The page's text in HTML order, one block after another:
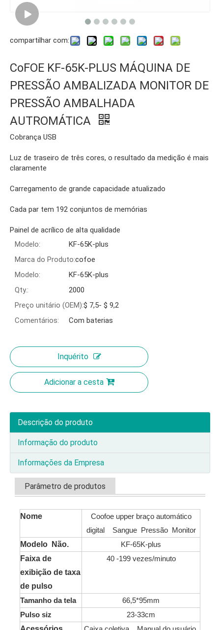
compartilhar com:
CoFOE KF-65K-PLUS MÁQUINA DE
PRESSÃO AMBALIZADA MONITOR DE
PRESSÃO AMBALHADA
AUTROMÁTICA
Cobrança USB
Luz de traseiro de três cores, o resultado da medição é mais
claramente
Carregamento de grande capacidade atualizado
Cada par tem 192 conjuntos de memórias
Painel de acrílico de alta qualidade
Modelo:
KF-65K-plus
Marca do Produto:cofoe
Modelo:
KF-65K-plus
Qty.:
2000
Preço unitário (OEM):$ 7,5- $ 9,2
Comentários:
Com baterias
Inquérito
Adicionar a cesta
Descrição do produto
Informação do produto
Informações da Empresa
Parâmetro de produtos
Nome
Coofoe upper braço automático
digital Sangue Pressão Monitor
Modelo Não.
KF-65K-plus
Faixa de
exibição de taxa
de pulso
40 -199 vezes/minuto
Tamanho da tela
66,5*95mm
Pulso siz
23-33cm